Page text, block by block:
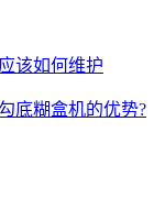
该如何维护
底糊盒机的优势?